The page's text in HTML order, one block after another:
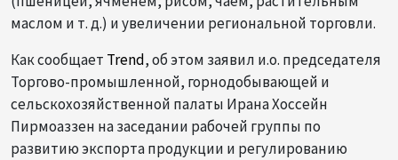
маслом и т. д.) и увеличении региональной торговли.
Как сообщает Trend, об этом заявил и.о. председателя
Торгово-промышленной, горнодобывающей и
сельскохозяйственной палаты Ирана Хоссейн
Пирмоаззен на заседании рабочей группы по
развитию экспорта продукции и регулированию